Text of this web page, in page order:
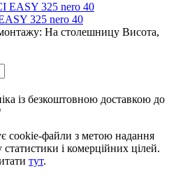
325 nero 40
На столешницу Висота,
із безкоштовною доставкою до
cookie-файли з метою надання
статистики і комерційних цілей.
тут.